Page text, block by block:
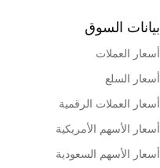
بيانات السوق
أسعار العملات
أسعار السلع
أسعار العملات الرقمية
أسعار الأسهم الأمريكية
أسعار الأسهم السعودية